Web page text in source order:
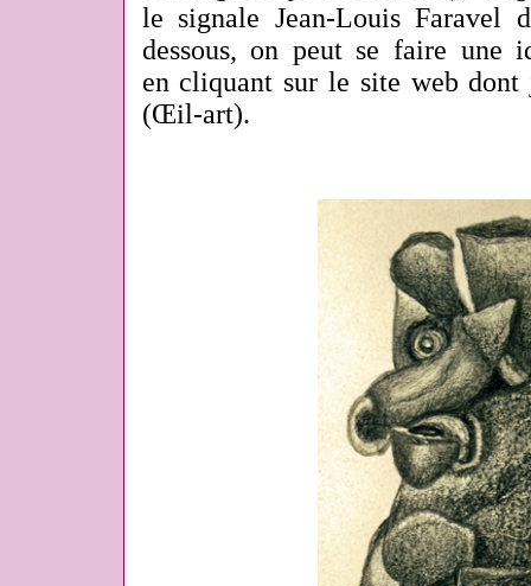
le signale Jean-Louis Faravel
dessous, on peut se faire une
en cliquant sur le site web
(Œil-art).